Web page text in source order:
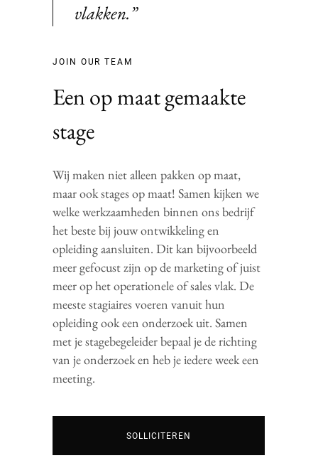
vlakken.”
JOIN OUR TEAM
Een op maat gemaakte
stage
Wij maken niet alleen pakken op maat,
maar ook stages op maat! Samen kijken we
welke werkzaamheden binnen ons bedrijf
het beste bij jouw ontwikkeling en
opleiding aansluiten. Dit kan bijvoorbeeld
meer gefocust zijn op de marketing of juist
meer op het operationele of sales vlak. De
meeste stagiaires voeren vanuit hun
opleiding ook een onderzoek uit. Samen
met je stagebegeleider bepaal je de richting
van je onderzoek en heb je iedere week een
meeting.
SOLLICITEREN